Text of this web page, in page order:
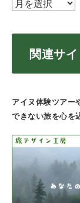
関連サイ
アイヌ体験ツアー
できない旅を心を